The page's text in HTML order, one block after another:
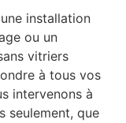
installation
ou un
vitriers
à tous vos
intervenons à
seulement, que